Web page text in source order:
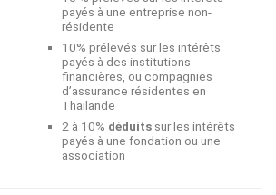
payés à une entreprise non-
résidente
10% prélevés sur les intérêts
payés à des institutions
financières, ou compagnies
d’assurance résidentes en
Thaïlande
2 à 10% déduits sur les intérêts
payés à une fondation ou une
association